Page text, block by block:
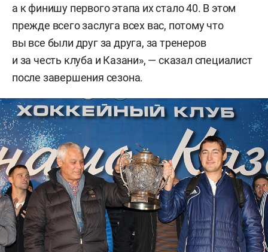
а к финишу первого этапа их стало 40. В этом
прежде всего заслуга всех вас, потому что
вы все были друг за друга, за тренеров
и за честь клуба и Казани», — сказал специалист
после завершения сезона.